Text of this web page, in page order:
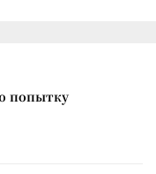
попытку